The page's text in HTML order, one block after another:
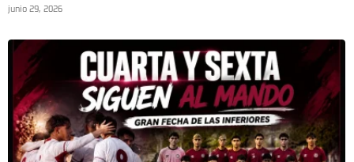
junio 29, 2026